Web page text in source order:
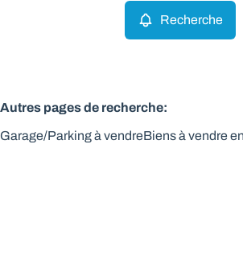
Recherche
Autres pages de recherche:
Garage/Parking à vendreBiens à vendre